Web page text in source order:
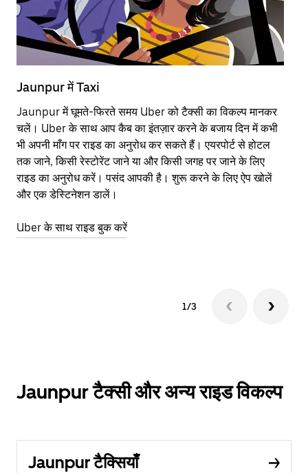
Jaunpur में Taxi
Jaunpur में घूमते-फिरते समय Uber को टैक्सी का विकल्प मानकर
चलें। Uber के साथ आप कैब का इंतज़ार करने के बजाय दिन में कभी
भी अपनी माँग पर राइड का अनुरोध कर सकते हैं। एयरपोर्ट से होटल
तक जाने, किसी रेस्टोरेंट जाने या और किसी जगह पर जाने के लिए
राइड का अनुरोध करें। पसंद आपकी है। शुरू करने के लिए ऐप खोलें
और एक डेस्टिनेशन डालें।
Uber के साथ राइड बुक करें
1/3
Jaunpur टैक्सी और अन्य राइड विकल्प
Jaunpur टैक्सियाँ